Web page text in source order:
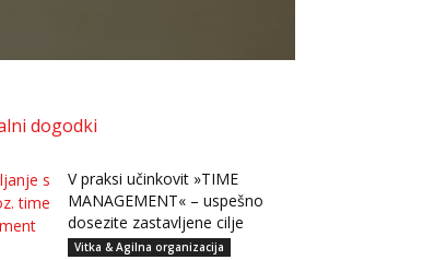
dogodki
V praksi učinkovit »TIME
MANAGEMENT« – uspešno
dosezite zastavljene cilje
Vitka & Agilna organizacija